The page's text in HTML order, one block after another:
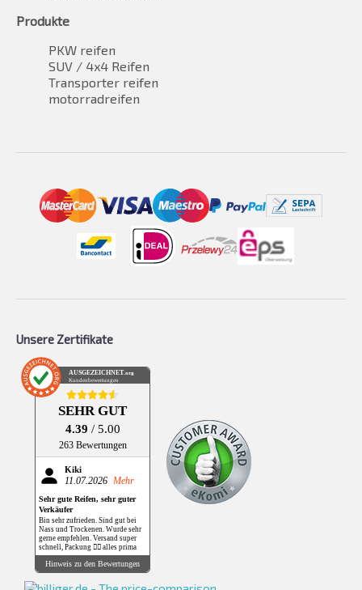
Produkte
PKW reifen
SUV / 4x4 Reifen
Transporter reifen
motorradreifen
Unsere Zertifikate
AUSGEZEICHNET.org
Kundenbewertungen
SEHR GUT
4.39 / 5.00
263 Bewertungen
Kiki
11.07.2026 Mehr
Sehr gute Reifen, sehr guter
Verkäufer
Bin sehr zufrieden. Sind gut bei
Nass und Trockenen. Wurde sehr
gerne empfehlen. Versand super
schnell, Packung 👌🏻 alles prima
Hinweis zu den Bewertungen